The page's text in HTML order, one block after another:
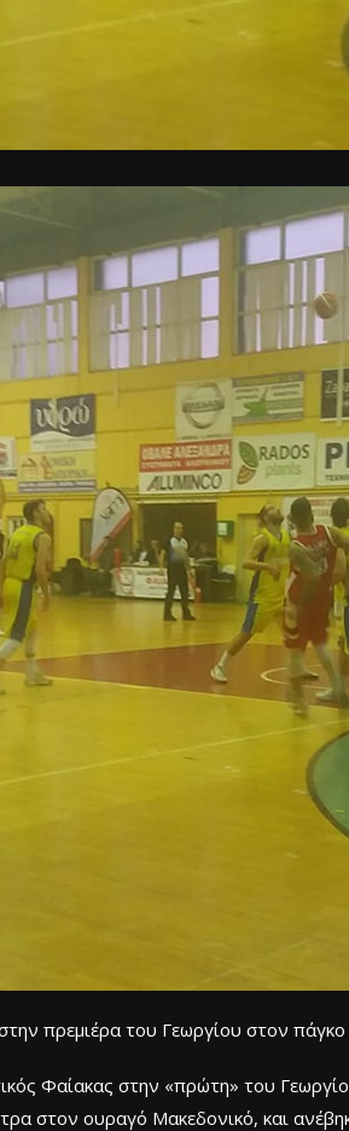
πρεμιέρα του Γεωργίου στον
Φαίακας στην «πρώτη» του
στον ουραγό Μακεδονικό, και